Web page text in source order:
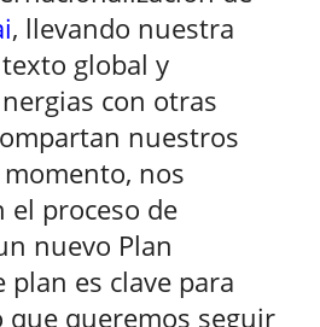
, llevando nuestra
global y
con otras
nuestros
nos
el proceso de
nuevo Plan
plan es clave para
queremos seguir